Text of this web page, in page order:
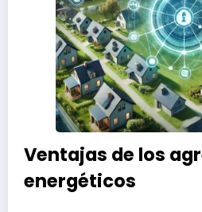
Ventajas de los
energéticos